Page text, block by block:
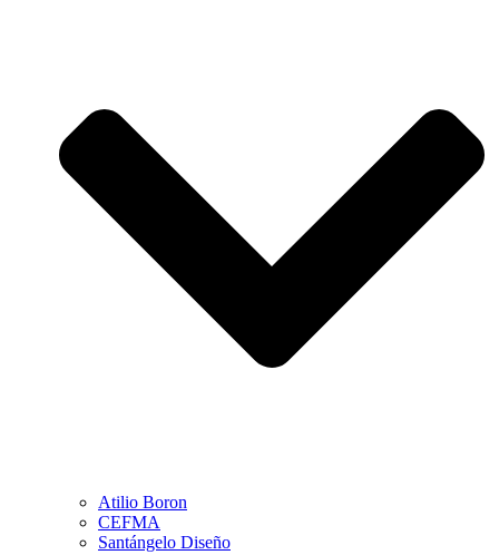
Atilio Boron
CEFMA
Santángelo Diseño